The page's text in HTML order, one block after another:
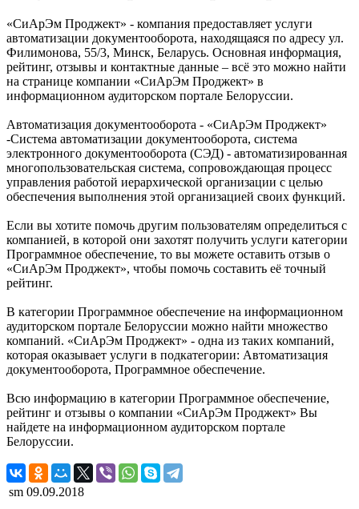
«СиАрЭм Проджект» - компания предоставляет услуги
автоматизации документооборота, находящаяся по адресу ул.
Филимонова, 55/3, Минск, Беларусь. Основная информация,
рейтинг, отзывы и контактные данные – всё это можно найти
на странице компании «СиАрЭм Проджект» в
информационном аудиторском портале Белоруссии.
Автоматизация документооборота - «СиАрЭм Проджект»
-Система автоматизации документооборота, система
электронного документооборота (СЭД) - автоматизированная
многопользовательская система, сопровождающая процесс
управления работой иерархической организации с целью
обеспечения выполнения этой организацией своих функций.
Если вы хотите помочь другим пользователям определиться с
компанией, в которой они захотят получить услуги категории
Программное обеспечение, то вы можете оставить отзыв о
«СиАрЭм Проджект», чтобы помочь составить её точный
рейтинг.
В категории Программное обеспечение на информационном
аудиторском портале Белоруссии можно найти множество
компаний. «СиАрЭм Проджект» - одна из таких компаний,
которая оказывает услуги в подкатегории: Автоматизация
документооборота, Программное обеспечение.
Всю информацию в категории Программное обеспечение,
рейтинг и отзывы о компании «СиАрЭм Проджект» Вы
найдете на информационном аудиторском портале
Белоруссии.
sm 09.09.2018